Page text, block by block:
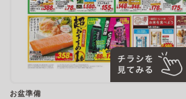
お盆準備